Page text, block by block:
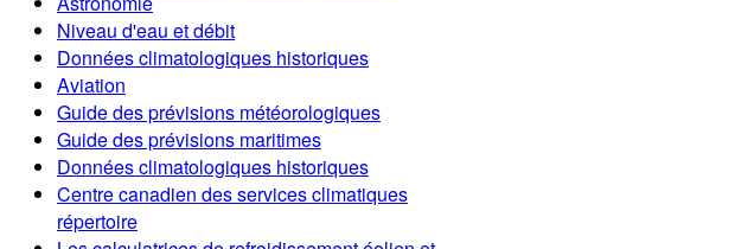
Niveau d'eau et débit
Données climatologiques historiques
Aviation
Guide des prévisions météorologiques
Guide des prévisions maritimes
Données climatologiques historiques
Centre canadien des services climatiques
répertoire